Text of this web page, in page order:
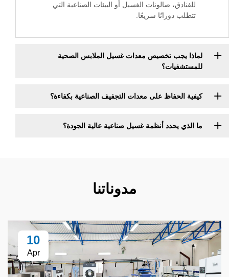
صالونات الغسيل أو البيئات الصناعية التي
دورانًا سريعًا.
تخصيص معدات غسيل الملابس الصحية
على معدات التجفيف الصناعية بكفاءة؟
يحدد أنظمة غسيل صناعية عالية الجودة؟
10